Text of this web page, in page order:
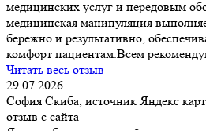
медицинских услуг и передовым
медицинская манипуляция
бережно и результативно,
комфорт пациентам.Всем
Читать весь отзыв
29.07.2026
София Скиба, источник Яндекс
отзыв с сайта